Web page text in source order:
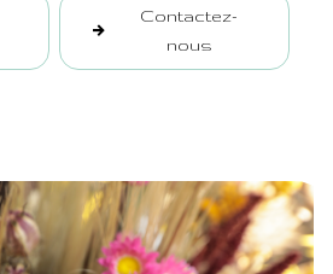
Contactez-
nous